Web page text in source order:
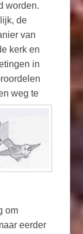
worden.
de
van
kerk en
in
weg te
om
eerder